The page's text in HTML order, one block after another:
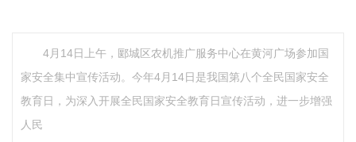
4月14日上午，郾城区农机推广服务中心在黄河广场参加国
家安全集中宣传活动。今年4月14日是我国第八个全民国家安全
教育日，为深入开展全民国家安全教育日宣传活动，进一步增强
人民